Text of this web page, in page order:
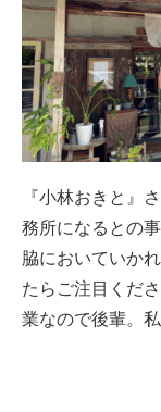
『小林おきと』
務所になるとの
脇においていか
たらご注目くだ
業なので後輩。